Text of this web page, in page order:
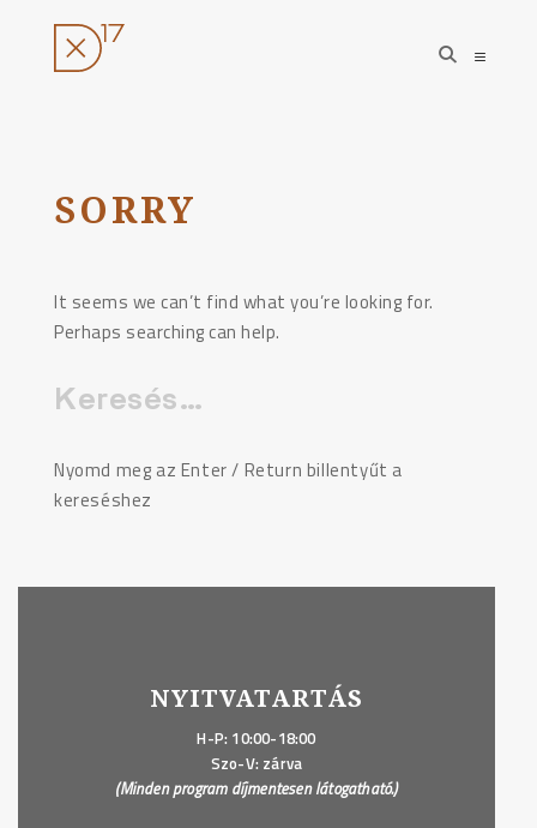
tartalomhoz
open
search
open
SORRY
It seems we can’t find what you’re looking for.
Perhaps searching can help.
Keresés:
Nyomd meg az Enter / Return billentyűt a
kereséshez
NYITVATARTÁS
H-P: 10:00-18:00
Szo-V: zárva
(Minden program díjmentesen látogatható.)